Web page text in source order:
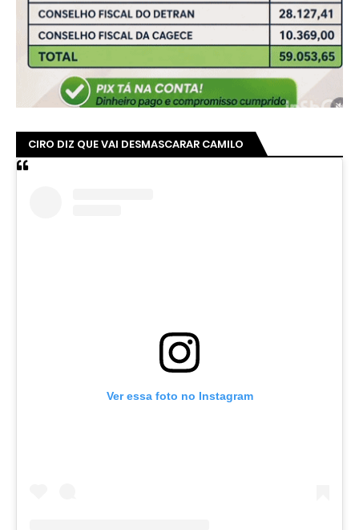
CIRO DIZ QUE VAI DESMASCARAR CAMILO
Ver essa foto no Instagram